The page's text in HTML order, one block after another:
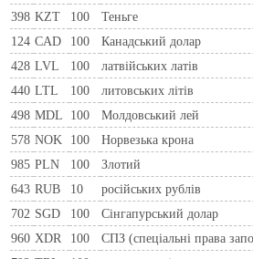
398 KZT 100 Теньге
124 CAD 100 Канадський долар
428 LVL 100 латвійських латів
440 LTL 100 литовських літів
498 MDL 100 Молдовський лей
578 NOK 100 Норвезька крона
985 PLN 100 Злотий
643 RUB 10 російських рублів
702 SGD 100 Сінгапурський долар
960 XDR 100 СПЗ (спеціальні права